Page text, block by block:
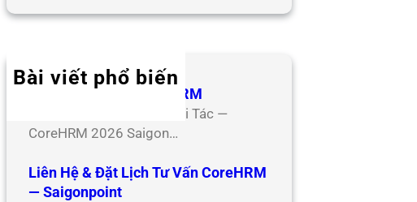
Bài viết phổ biến
Hợp Tác Đối Tác CoreHRM
Chương Trình Hợp Tác Đối Tác —
CoreHRM 2026 Saigon…
Liên Hệ & Đặt Lịch Tư Vấn CoreHRM
— Saigonpoint